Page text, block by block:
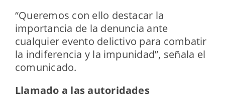
“Queremos con ello destacar la
importancia de la denuncia ante
cualquier evento delictivo para combatir
la indiferencia y la impunidad”, señala el
comunicado.
Llamado a las autoridades